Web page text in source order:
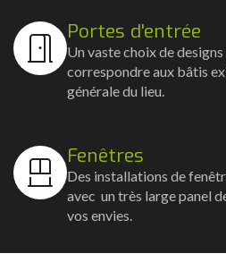
Portes d'entrée
Un vaste choix de
correspondre aux bâtis
générale du lieu.
Fenêtres
Des installations de
avec un très large panel
vos envies.